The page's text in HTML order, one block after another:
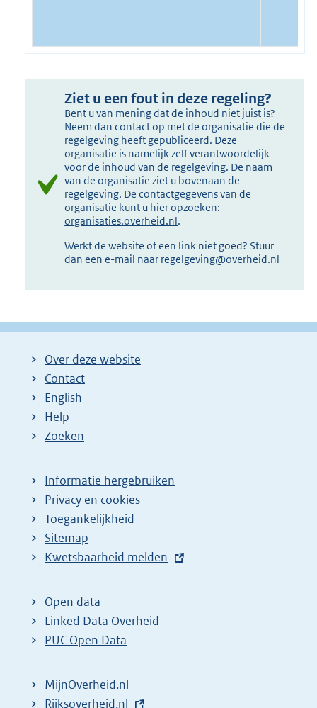
Ziet u een fout in deze regeling?
Bent u van mening dat de inhoud niet juist is?
Neem dan contact op met de organisatie die de
regelgeving heeft gepubliceerd. Deze
organisatie is namelijk zelf verantwoordelijk
voor de inhoud van de regelgeving. De naam
van de organisatie ziet u bovenaan de
regelgeving. De contactgegevens van de
organisatie kunt u hier opzoeken:
organisaties.overheid.nl.
Werkt de website of een link niet goed? Stuur
dan een e-mail naar regelgeving@overheid.nl
Over deze website
Contact
English
Help
Zoeken
Informatie hergebruiken
Privacy en cookies
Toegankelijkheid
Sitemap
E
t
e
r
l
Kwetsbaarheid melden
Open data
Linked Data Overheid
PUC Open Data
MijnOverheid.nl
E
Rijksoverheid.nl